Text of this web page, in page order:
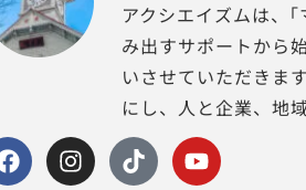
アクシエイズムは、
み出すサポートから
いさせていただきま
にし、人と企業、地